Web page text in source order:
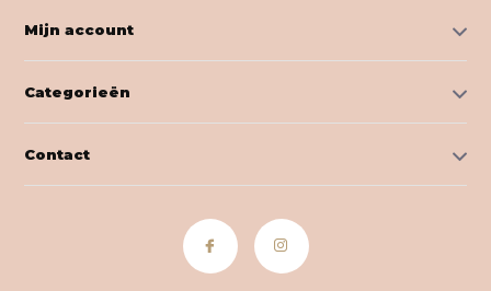
Mijn account
Categorieën
Contact